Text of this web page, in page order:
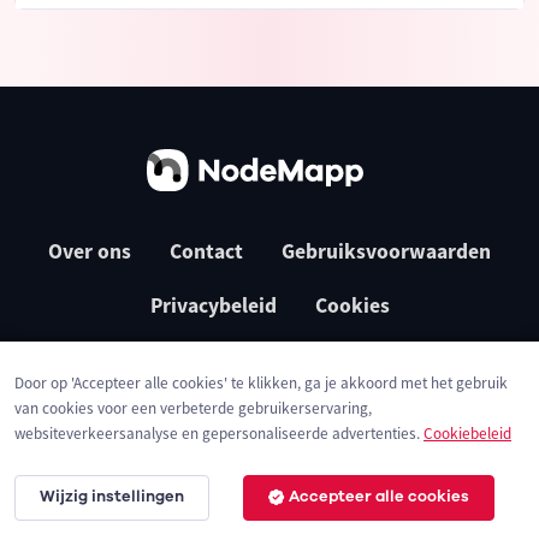
Over ons Contact Gebruiksvoorwaarden
Privacybeleid Cookies
© 2026 NodeMapp BV
Door op 'Accepteer alle cookies' te klikken, ga je akkoord met het gebruik
van cookies voor een verbeterde gebruikerservaring,
websiteverkeersanalyse en gepersonaliseerde advertenties.Cookiebeleid
Wijzig instellingen Accepteer alle cookies